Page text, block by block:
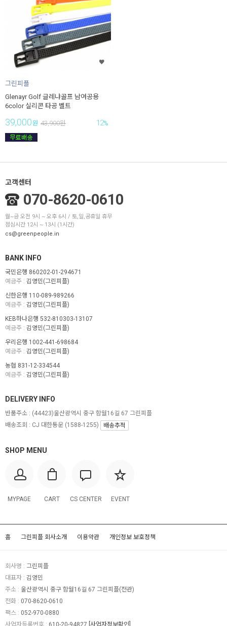
그린피플
Glenayr Golf 글레냐골프 남여공용
6color 실리콘 타공 벨트
39,000원 43,900원 12%
고객센터
070-8620-0610
월~금 오전 9시 ~ 오후 6시 / 토,일,공휴일 휴무
점심시간 12시 ~ 13시 (1시간)
cs@greenpeople.in
BANK INFO
국민은행 860202-01-294671
예금주 : 김영민(그린피플)
신한은행 110-089-989266
예금주 : 김영민(그린피플)
KEB하나은행 532-810303-13107
예금주 : 김영민(그린피플)
우리은행 1002-441-698684
예금주 : 김영민(그린피플)
농협 831-12-334544
예금주 : 김영민(그린피플)
SHOP MENU
MYPAGE CART CS CENTER EVENT
DELIVERY INFO
반품주소 : (44423)울산광역시 중구 함월16길 67 그린피플
배송조회 : CJ 대한통운 (1588-1255)
배송추적
홈 그린피플 회사소개 이용약관 개인정보 보호정책
회사명 : 그린피플
대표자 : 김영민
주소 : 울산광역시 중구 함월16길 67 그린피플(전관)
전화 : 070-8620-0610
팩스 : 052-970-0880
사업자등록번호 : 610-20-94827 [사업자정보확인]